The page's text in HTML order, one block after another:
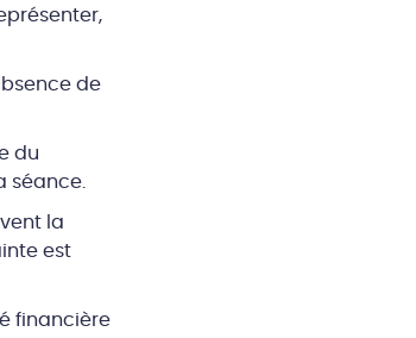
de
du
séance.
la
est
financière